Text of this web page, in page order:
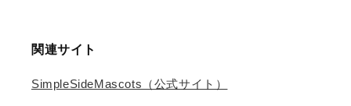
関連サイト
SimpleSideMascots（公式サイト）